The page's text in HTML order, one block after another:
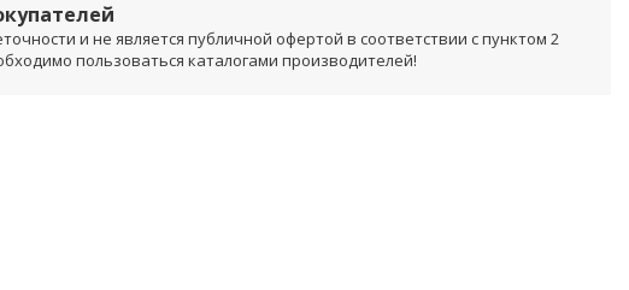
и не является публичной офертой в соответствии с пунктом 2
пользоваться каталогами производителей!